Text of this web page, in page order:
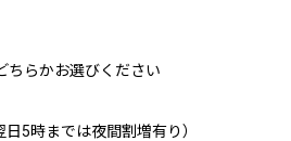
らかお選びください
5時までは夜間割増有り）